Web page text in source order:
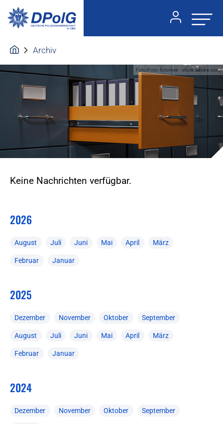
Archiv
Foto:Foto: fotomek - stock.adobe.com
Keine Nachrichten verfügbar.
2026
August Juli Juni Mai April März
Februar Januar
2025
Dezember November Oktober September
August Juli Juni Mai April März
Februar Januar
2024
Dezember November Oktober September